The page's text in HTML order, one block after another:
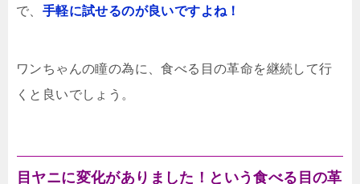
で、 手軽に試せるのが良いですよね！
ワンちゃんの瞳の為に、食べる目の革命を継続して行
くと良いでしょう。
目ヤニに変化がありました！という食べる目の革